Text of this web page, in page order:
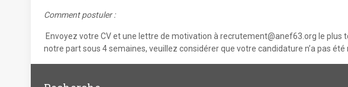
Comment postuler :
Envoyez votre CV et une lettre de motivation à recrutement@anef63.org le
notre part sous 4 semaines, veuillez considérer que votre candidature n’a pas été